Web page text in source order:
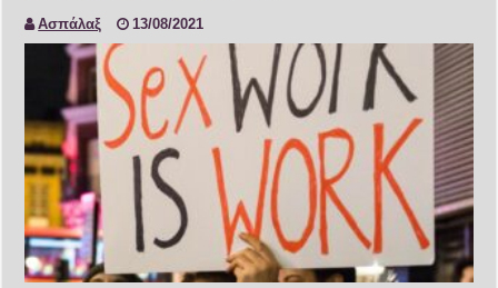
Ασπάλαξ 13/08/2021